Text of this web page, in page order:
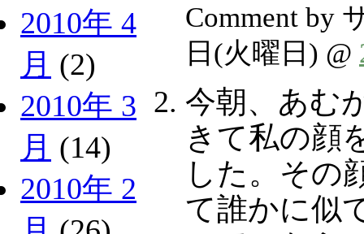
2010年 4
月 (2)
2010年 3
月 (14)
2010年 2
Comment by
日(火曜日) @
今朝、あむ
きて私の顔
した。その
て誰かに似